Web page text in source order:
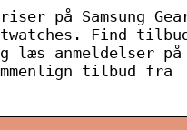
på Samsung
Find
læs anmeldelser på
tilbud fra